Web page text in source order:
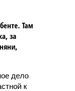
Там
за
дело
к